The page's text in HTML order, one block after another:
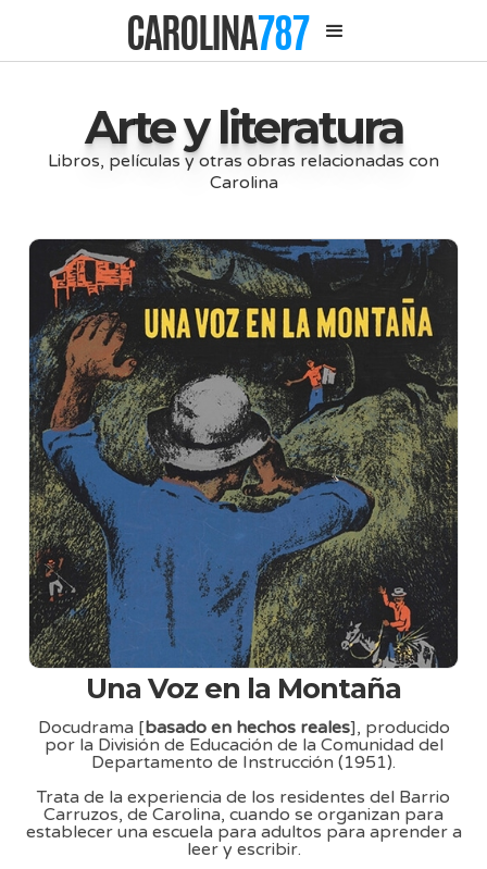
CAROLINA787
Arte y literatura
Libros, películas y otras obras relacionadas con
Carolina
Una Voz en la Montaña
Docudrama [basado en hechos reales], producido
por la División de Educación de la Comunidad del
Departamento de Instrucción (1951).
Trata de la experiencia de los residentes del Barrio
Carruzos, de Carolina, cuando se organizan para
establecer una escuela para adultos para aprender a
leer y escribir.